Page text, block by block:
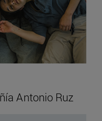
Antonio Ruz